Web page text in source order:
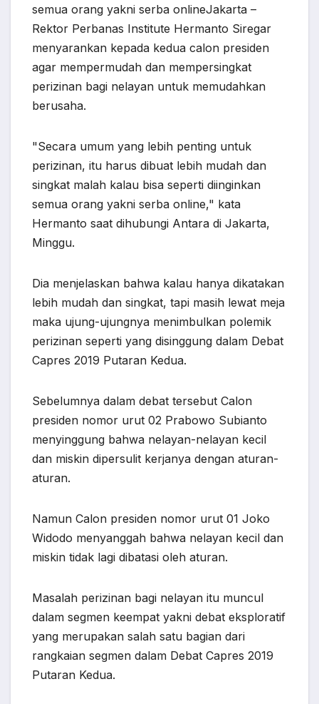
semua orang yakni serba onlineJakarta –
Rektor Perbanas Institute Hermanto Siregar
menyarankan kepada kedua calon presiden
agar mempermudah dan mempersingkat
perizinan bagi nelayan untuk memudahkan
berusaha.
"Secara umum yang lebih penting untuk
perizinan, itu harus dibuat lebih mudah dan
singkat malah kalau bisa seperti diinginkan
semua orang yakni serba online," kata
Hermanto saat dihubungi Antara di Jakarta,
Minggu.
Dia menjelaskan bahwa kalau hanya dikatakan
lebih mudah dan singkat, tapi masih lewat meja
maka ujung-ujungnya menimbulkan polemik
perizinan seperti yang disinggung dalam Debat
Capres 2019 Putaran Kedua.
Sebelumnya dalam debat tersebut Calon
presiden nomor urut 02 Prabowo Subianto
menyinggung bahwa nelayan-nelayan kecil
dan miskin dipersulit kerjanya dengan aturan-
aturan.
Namun Calon presiden nomor urut 01 Joko
Widodo menyanggah bahwa nelayan kecil dan
miskin tidak lagi dibatasi oleh aturan.
Masalah perizinan bagi nelayan itu muncul
dalam segmen keempat yakni debat eksploratif
yang merupakan salah satu bagian dari
rangkaian segmen dalam Debat Capres 2019
Putaran Kedua.